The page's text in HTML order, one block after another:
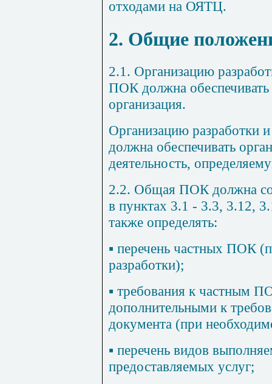
отходами на ОЯТЦ.
2. Общие
2.1. Организацию
ПОК должна
организация.
Организацию разработки
должна обеспечивать
деятельность,
2.2. Общая ПОК должна
в пунктах 3.1 - 3.3, 3.12,
также определять:
▪ перечень частных ПОК
разработки);
▪ требования к частным
дополнительными к
документа (при
▪ перечень видов
предоставляемых услуг;